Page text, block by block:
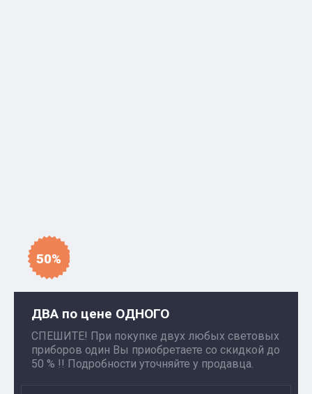
50%
ДВА по цене ОДНОГО
СПЕШИТЕ! При покупке двух любых световых
приборов один Вы приобретаете со скидкой до
50 % !! Подробности уточняйте у продавца.